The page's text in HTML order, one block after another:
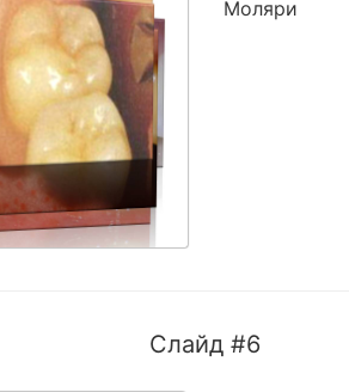
Моляри
Слайд #6